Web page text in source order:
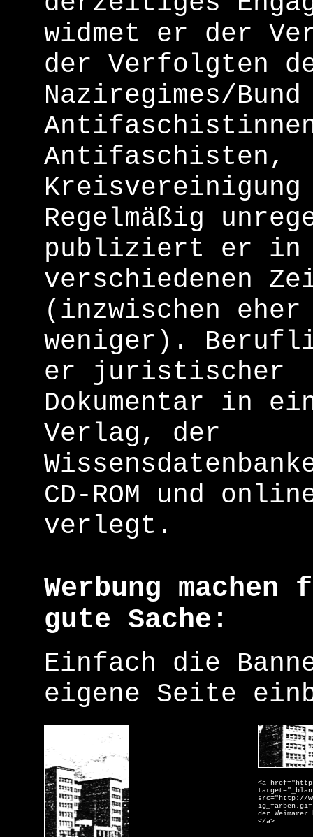
widmet er der
der Verfolgten
Naziregimes/
Antifaschisten,
Kreisvereinigung
Regelmäßig
publiziert er in
verschiedenen
(inzwischen eher
weniger).
er juristischer
Dokumentar in
Verlag, der
CD-ROM und
verlegt.
Werbung
gute Sache:
Einfach die
eigene Seite
<a
src="http://
ig_farben.gif"
der Weimarer
</a>